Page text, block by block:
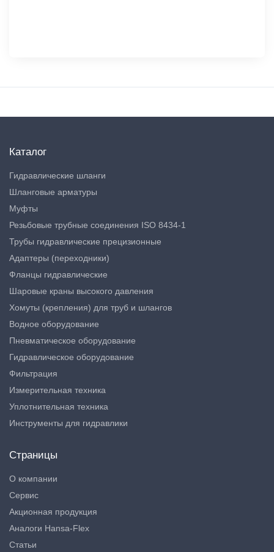
Каталог
Гидравлические шланги
Шланговые арматуры
Муфты
Резьбовые трубные соединения ISO 8434-1
Трубы гидравлические прецизионные
Адаптеры (переходники)
Фланцы гидравлические
Шаровые краны высокого давления
Хомуты (крепления) для труб и шлангов
Водное оборудование
Пневматическое оборудование
Гидравлическое оборудование
Фильтрация
Измерительная техника
Уплотнительная техника
Инструменты для гидравлики
Страницы
О компании
Сервис
Акционная продукция
Аналоги Hansa-Flex
Статьи